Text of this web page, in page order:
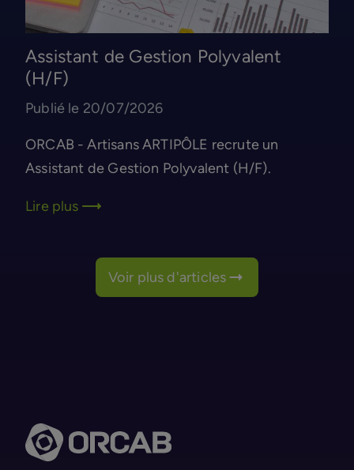
Assistant de Gestion Polyvalent
(H/F)
Publié le 20/07/2026
ORCAB - Artisans ARTIPÔLE recrute un
Assistant de Gestion Polyvalent (H/F).
Lire plus
Voir plus d'articles